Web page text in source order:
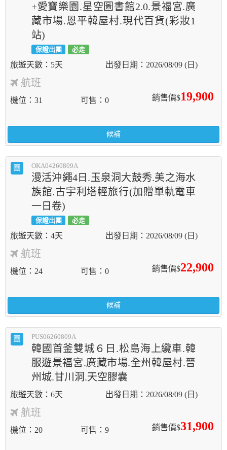
+愛寶樂園.星空圖書館2.0.景福宮.廣
藏市場.恩平韓屋村.現代百貨(彩妝1
站)
保證出團 必走
5天 2026/08/09 (日)
航班
銷售價$19,900
機位 31 可售 0
候補
團 OKA04260809A
漫活沖繩4日.玉泉洞大鼓秀.美之海水
族館.古宇利塔輕旅行(加贈單軌電車
一日卷)
保證出團 必走
4天 2026/08/09 (日)
航班
銷售價$22,900
機位 24 可售 0
候補
團 PUS06260809A
韓國首釜雙城６日.松島海上纜車.韓
服遊景褔宮.廣藏市場.全州韓屋村.晉
州城.甘川洞.天空膠囊
6天 2026/08/09 (日)
航班
銷售價$31,900
機位 20 可售 9